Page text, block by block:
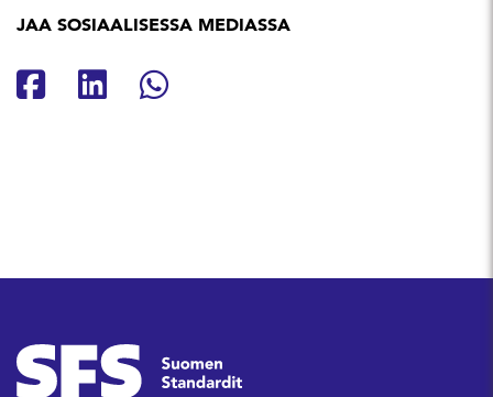
JAA SOSIAALISESSA MEDIASSA
Jaa Facebookissa
Jaa Linkedinissä
Jaa Whatsappissa